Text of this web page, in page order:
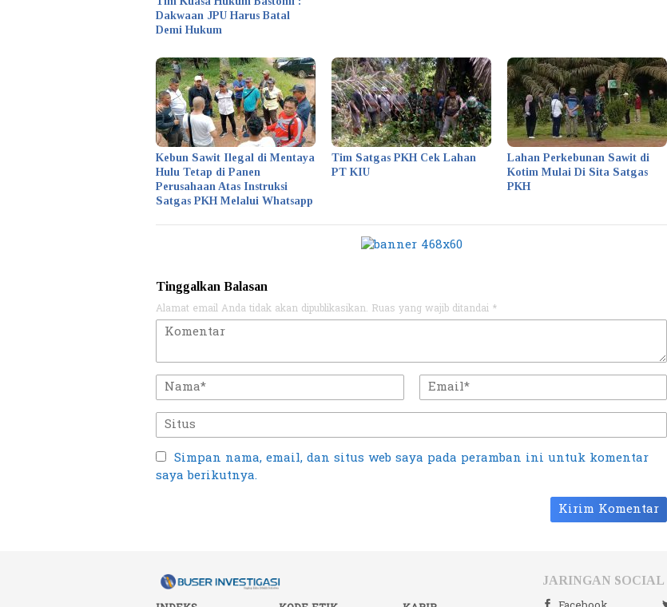
Dakwaan JPU Harus Batal
Demi Hukum
Kebun Sawit Ilegal di Mentaya
Hulu Tetap di Panen
Perusahaan Atas Instruksi
Satgas PKH Melalui Whatsapp
Tim Satgas PKH Cek Lahan
PT KIU
Lahan Perkebunan Sawit di
Kotim Mulai Di Sita Satgas
PKH
Tinggalkan Balasan
Alamat email Anda tidak akan dipublikasikan. Ruas yang wajib ditandai *
Simpan nama, email, dan situs web saya pada peramban ini untuk komentar
saya berikutnya.
JARINGAN SOCIAL